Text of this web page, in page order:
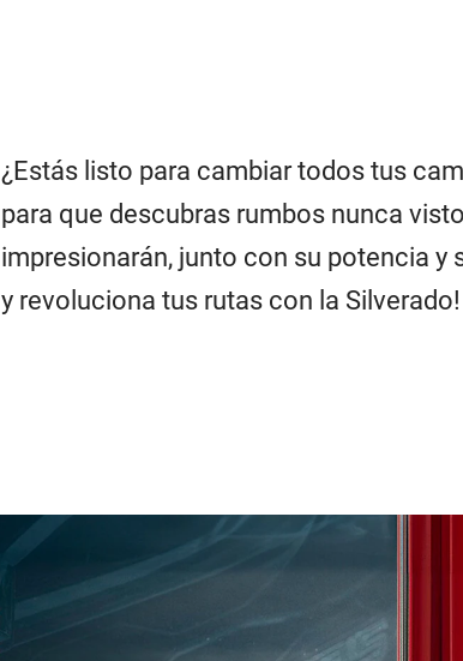
¿Estás listo para cambiar todos tus
para que descubras rumbos nunca
impresionarán, junto con su potencia y
y revoluciona tus rutas con la Silverado!